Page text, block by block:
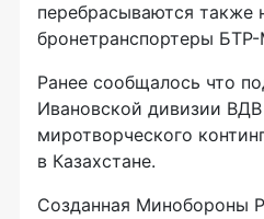
перебрасываются также
бронетранспортеры
Ранее сообщалось что
Ивановской дивизии
миротворческого
в Казахстане.
Созданная Минобороны